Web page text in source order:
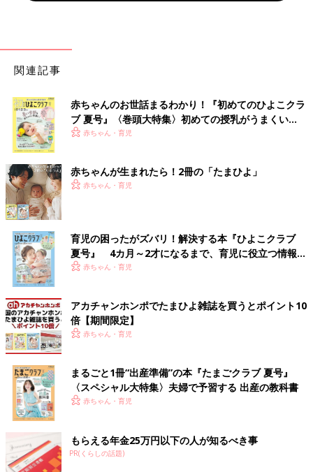
関連記事
赤ちゃんのお世話まるわかり！『初めてのひよこクラ
ブ 夏号』〈巻頭大特集〉初めての授乳がうまくい
く！ おっぱい・ミルクの基本と夏のトラブル 解決テ
赤ちゃん・育児
赤ちゃんが生まれたら！2冊の「たまひよ」
赤ちゃん・育児
育児の困ったがズバリ！解決する本『ひよこクラブ
夏号』 4カ月～2才になるまで、育児に役立つ情報が
いっぱい！
赤ちゃん・育児
アカチャンホンポでたまひよ雑誌を買うとポイント10
倍【期間限定】
赤ちゃん・育児
まるごと1冊“出産準備”の本『たまごクラブ 夏号』
〈スペシャル大特集〉夫婦で予習する 出産の教科書
赤ちゃん・育児
もらえる年金25万円以下の人が知るべき事
PR(くらしの話題)